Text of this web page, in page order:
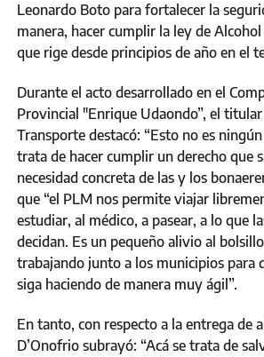
Leonardo Boto para fortalecer la
manera, hacer cumplir la ley de
que rige desde principios de año en el
Durante el acto desarrollado en el
Provincial "Enrique Udaondo”, el
Transporte destacó: “Esto no es
trata de hacer cumplir un derecho que
necesidad concreta de las y los
que “el PLM nos permite viajar
estudiar, al médico, a pasear, a lo que
decidan. Es un pequeño alivio al
trabajando junto a los municipios para
siga haciendo de manera muy ágil”.
En tanto, con respecto a la entrega de
D’Onofrio subrayó: “Acá se trata de